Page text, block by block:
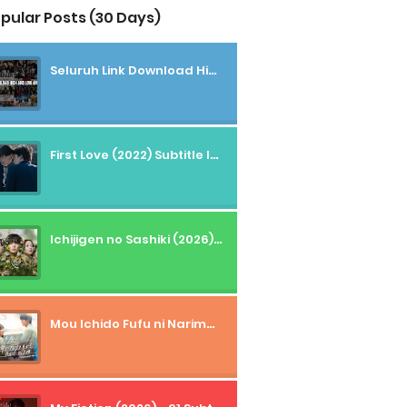
Posts (30 Days)
Seluruh Link Download High And Low Subtitle Indonesia
First Love (2022) Subtitle Indonesia + Tanpa Iklan + Streaming + 1080p
Ichijigen no Sashiki (2026) - 01 Subtitle Indonesia
Mou Ichido Fufu ni Narimasu ka? (2026) - 01 Subtitle Indonesia